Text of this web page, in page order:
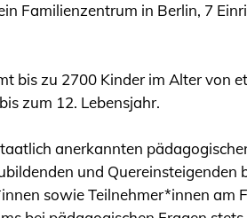
Familienzentrum in Berlin, 7
bis zu 2700 Kinder im Alter von
zum 12. Lebensjahr.
anerkannten
und Quereinsteigenden
sowie Teilnehmer*innen am